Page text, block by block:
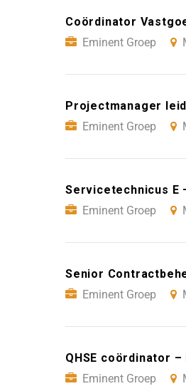
Coördinator
Eminent Groep
Projectmanager
Eminent Groep
Servicetechnicus E
Eminent Groep
Senior
Eminent Groep
QHSE coördinator
Eminent Groep